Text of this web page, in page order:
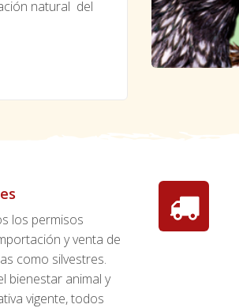
natural del
los permisos
y venta de
como silvestres.
bienestar animal y
vigente, todos